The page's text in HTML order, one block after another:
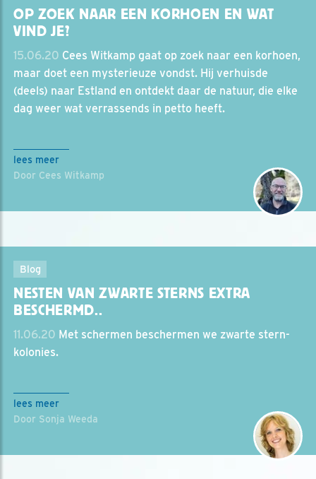
OP ZOEK NAAR EEN KORHOEN EN WAT
VIND JE?
15.06.20 Cees Witkamp gaat op zoek naar een korhoen,
maar doet een mysterieuze vondst. Hij verhuisde
(deels) naar Estland en ontdekt daar de natuur, die elke
dag weer wat verrassends in petto heeft.
lees meer
Door Cees Witkamp
Blog
NESTEN VAN ZWARTE STERNS EXTRA
BESCHERMD..
11.06.20 Met schermen beschermen we zwarte stern-
kolonies.
lees meer
Door Sonja Weeda